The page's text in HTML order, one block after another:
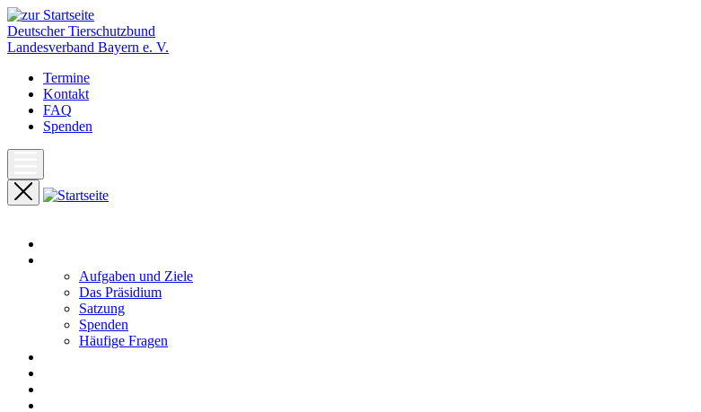
Deutscher Tierschutzbund
Landesverband Bayern e. V.
Termine
Kontakt
FAQ
Spenden
Aufgaben und Ziele
Das Präsidium
Satzung
Spenden
Häufige Fragen